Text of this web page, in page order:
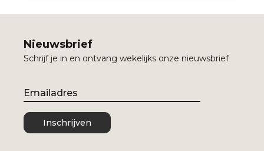
Nieuwsbrief
Schrijf je in en ontvang wekelijks onze nieuwsbrief
Email
Inschrijven